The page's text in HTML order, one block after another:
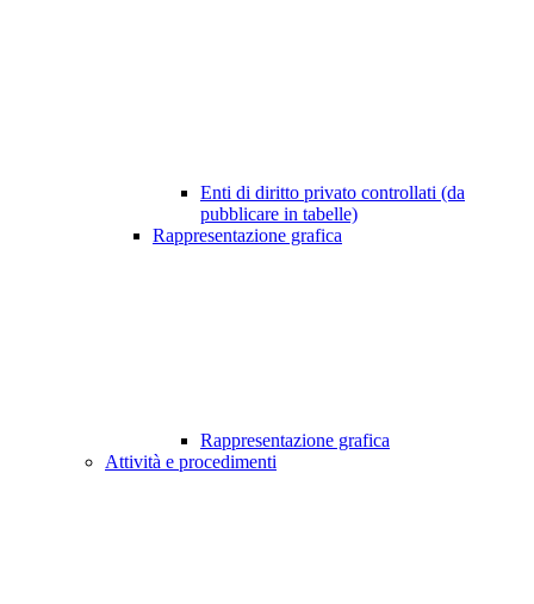
Enti di diritto privato controllati (da
pubblicare in tabelle)
Rappresentazione grafica
Rappresentazione grafica
Attività e procedimenti